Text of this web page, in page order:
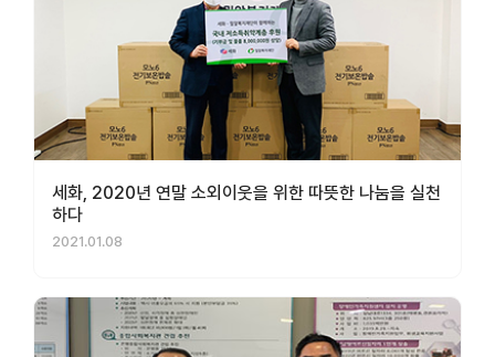
세화, 2020년 연말 소외이웃을 위한 따뜻한 나눔을 실천
하다
2021.01.08